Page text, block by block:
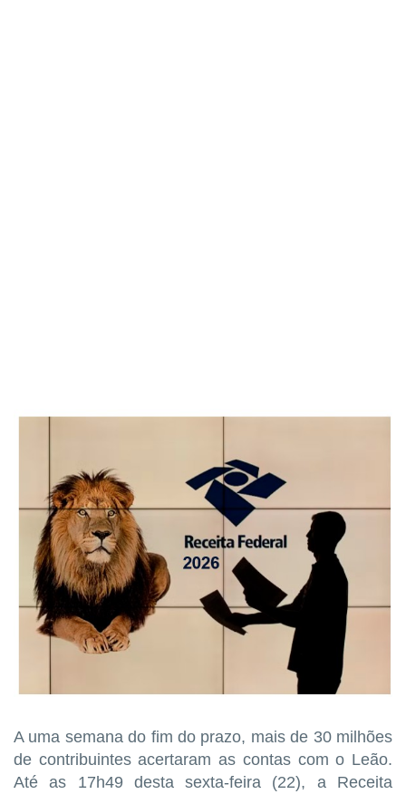
A uma semana do fim do prazo, mais de 30 milhões
de contribuintes acertaram as contas com o Leão.
Até as 17h49 desta sexta-feira (22), a Receita